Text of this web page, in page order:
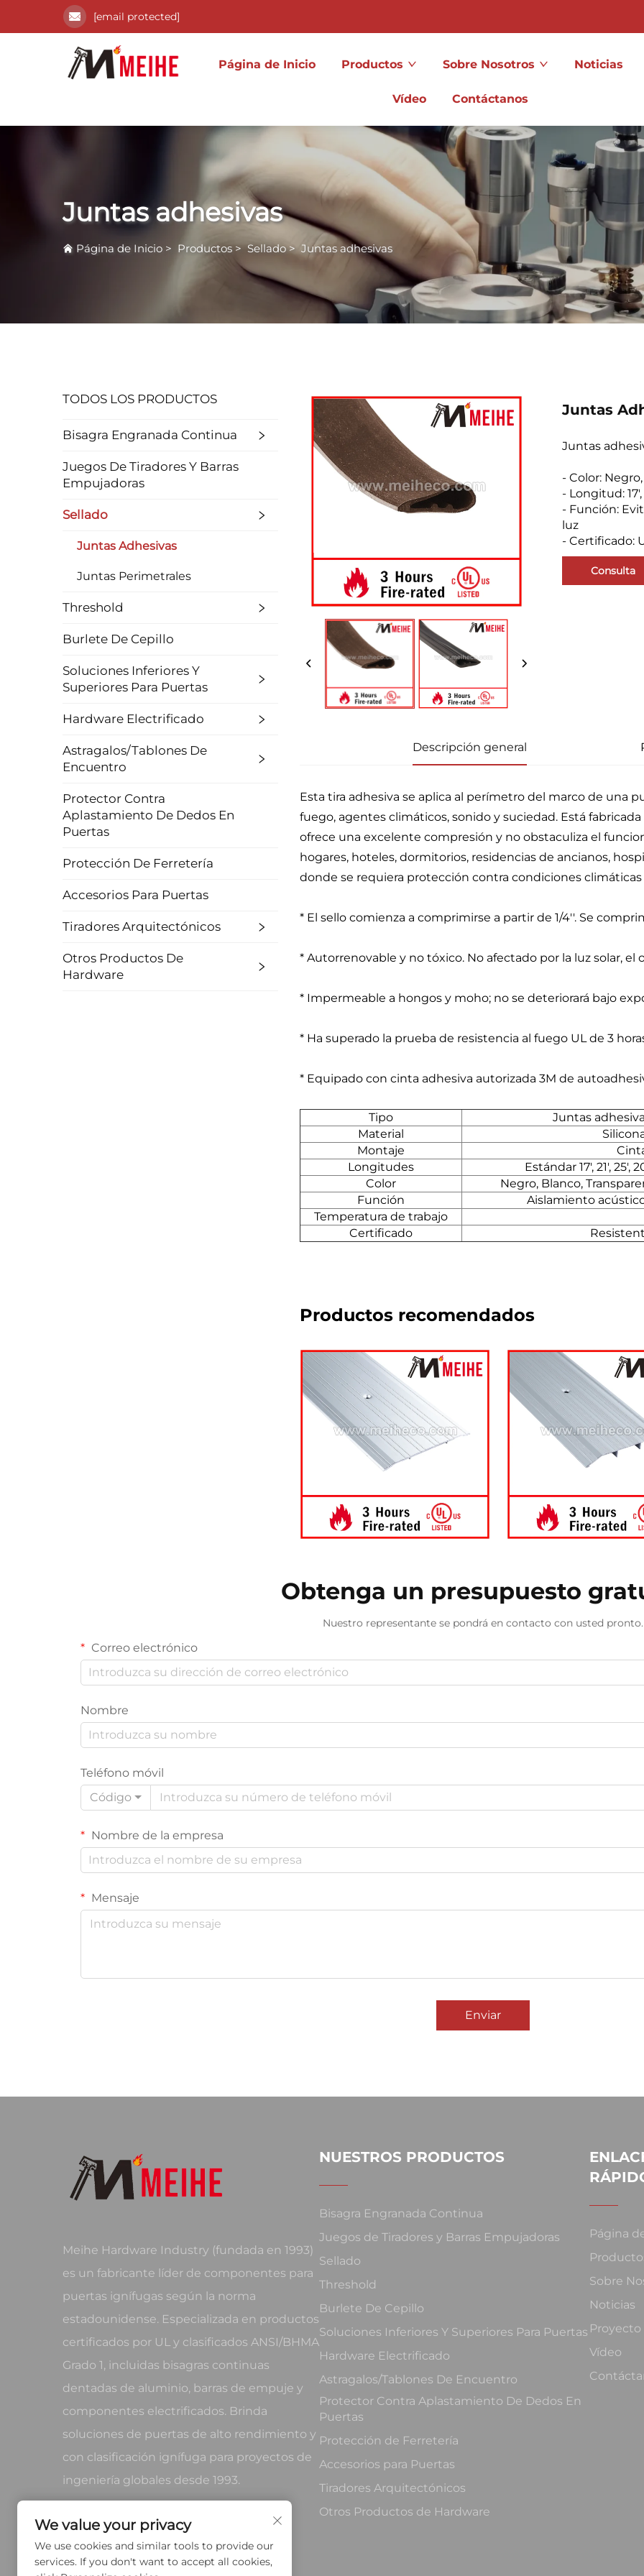
[email protected]
Página de Inicio Productos Sobre Nosotros Noticias
Vídeo Contáctanos
Juntas adhesivas
Página de Inicio > Productos>Sellado> Juntas adhesivas
TODOS LOS PRODUCTOS
Bisagra Engranada Continua
Juegos De Tiradores Y Barras
Empujadoras
Sellado
Juntas Adhesivas
Juntas Perimetrales
Threshold
Burlete De Cepillo
Soluciones Inferiores Y
Superiores Para Puertas
Hardware Electrificado
Astragalos/Tablones De
Encuentro
Protector Contra
Aplastamiento De Dedos En
Puertas
Protección De Ferretería
Accesorios Para Puertas
Tiradores Arquitectónicos
Otros Productos De
Hardware
Juntas
Juntas
- Color:
- Longitud:
- Función:
luz
- Certificado:
Consulta
Descripción general
Esta tira adhesiva se aplica al perímetro del marco de una
fuego, agentes climáticos, sonido y suciedad. Está
ofrece una excelente compresión y no obstaculiza el
hogares, hoteles, dormitorios, residencias de ancianos,
donde se requiera protección contra condiciones
* El sello comienza a comprimirse a partir de 1/4''. Se
* Autorrenovable y no tóxico. No afectado por la luz solar, el
* Impermeable a hongos y moho; no se deteriorará bajo
* Ha superado la prueba de resistencia al fuego UL de 3
* Equipado con cinta adhesiva autorizada 3M de
Tipo
Juntas
Material
Montaje
Longitudes
Estándar 17', 21',
Color
Negro, Blanco,
Función
Aislamiento
Temperatura de trabajo
Certificado
Productos recomendados
Obtenga un presupuesto
Nuestro representante se pondrá en contacto con usted pronto.
Correo electrónico
Nombre
Teléfono móvil
Código
Nombre de la empresa
Mensaje
Enviar
Meihe Hardware Industry (fundada en 1993)
es un fabricante líder de componentes para
puertas ignífugas según la norma
estadounidense. Especializada en productos
certificados por UL y clasificados ANSI/BHMA
Grado 1, incluidas bisagras continuas
dentadas de aluminio, barras de empuje y
componentes electrificados. Brinda
soluciones de puertas de alto rendimiento y
con clasificación ignífuga para proyectos de
ingeniería globales desde 1993.
NUESTROS PRODUCTOS
Bisagra Engranada Continua
Juegos de Tiradores y Barras Empujadoras
Sellado
Threshold
Burlete De Cepillo
Soluciones Inferiores Y Superiores Para Puertas
Hardware Electrificado
Astragalos/Tablones De Encuentro
Protector Contra Aplastamiento De Dedos En
Puertas
Protección de Ferretería
Accesorios para Puertas
Tiradores Arquitectónicos
Otros Productos de Hardware
Página
Sobre
Noticias
Proyecto
Vídeo
We value your privacy
We use cookies and similar tools to provide our
services. If you don't want to accept all cookies,